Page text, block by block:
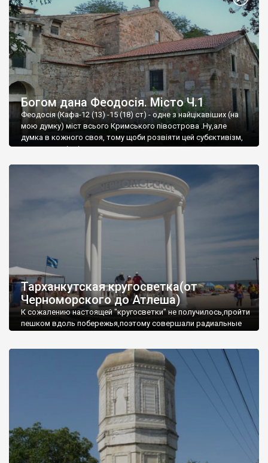
Богом дана Феодосія. Місто Ч.1
Феодосія (Кафа-12 (13) -15 (18) ст) - одне з найцікавіших (на
мою думку) міст всього Кримського півострова .Ну,але
думка в кожного своя, тому щоби розвіяти цей субєктивізм,
запрошую відвідати це
Тарханкутская кругосветка(от
Черноморского до Атлеша)
К сожалению настоящей "кругосветки" не получилось,пройти
пешком вдоль побережья,поэтому совершали радиальные